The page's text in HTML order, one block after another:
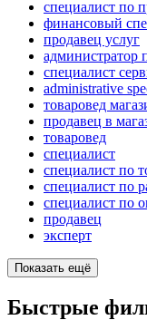
специалист по
финансовый
продавец услуг
администратор
специалист
administrative
товаровед
продавец в
товаровед
специалист
специалист по
специалист по
специалист по
продавец
эксперт
Показать ещё
Быстрые